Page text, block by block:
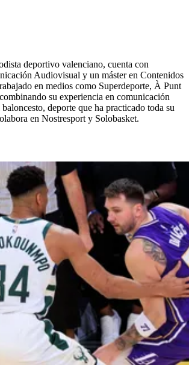
deportivo valenciano, cuenta con
Audiovisual y un máster en Contenidos
en medios como Superdeporte, À Punt
su experiencia en comunicación
deporte que ha practicado toda su
en Nostresport y Solobasket.